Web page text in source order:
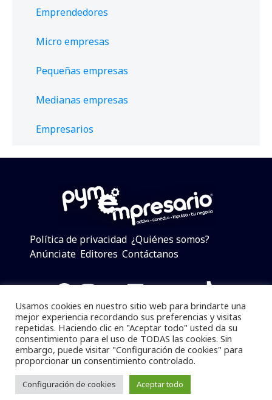
Emprendedores
Micro empresas
Pequeñas empresas
Medianas empresas
Empresarios
Política de privacidad ¿Quiénes somos?
Anúnciate Editores Contáctanos
Facebook
Instagram
Twitter
LinkedIn
Telegram
YouTube
TikTok
Pymempresario © 2025 Todos los derechos reservados.
Se prohibe el uso de la información total o parcial sin
dar referencia a la fuente.
Desarrollado poryalla ya!
Usamos cookies en nuestro sitio web para brindarte una
mejor experiencia recordando sus preferencias y visitas
repetidas. Haciendo clic en "Aceptar todo" usted da su
consentimiento para el uso de TODAS las cookies. Sin
embargo, puede visitar "Configuración de cookies" para
proporcionar un consentimiento controlado.
Configuración de cookies Aceptar todo